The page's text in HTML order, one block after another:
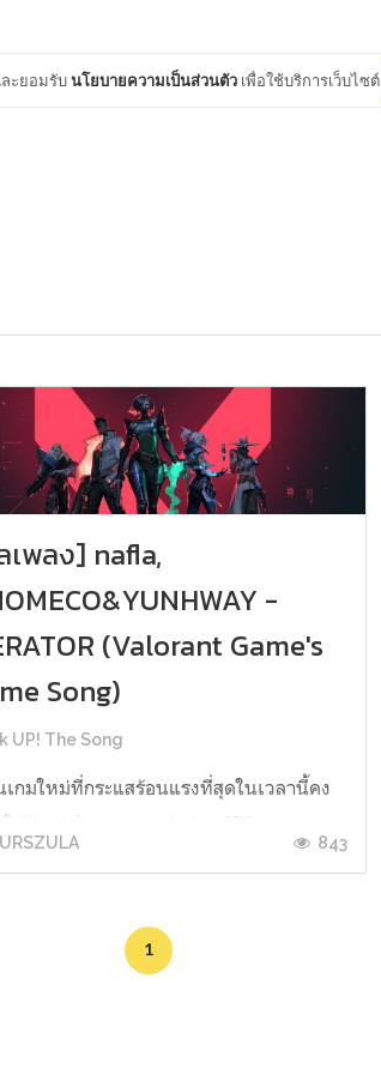
ะยอมรับนโยบายความเป็นส่วนตัว เพื่อใช้บริการเว็บไซต์
พลง] nafla,
-
(Valorant Game's
Song)
UP! The Song
กมใหม่ที่กระแสร้อนแรงที่สุดในเวลานี้คง
ให้กับ Valorant เกม Action FPS แนวมุม
คลที่หนึ่ง พัฒนาและจัดจำหน่ายโดย Riot
ม่ที่ต่างออกไปจากเกมอื่นๆในตลาด โดย
แต่ละตัวจะมีความสามารถและสกิลให้ใช้
URSZULA 843
1